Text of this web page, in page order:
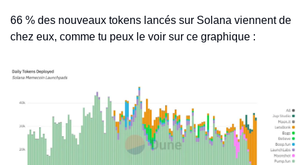
66 % des nouveaux tokens lancés sur Solana viennent de
chez eux, comme tu peux le voir sur ce graphique :